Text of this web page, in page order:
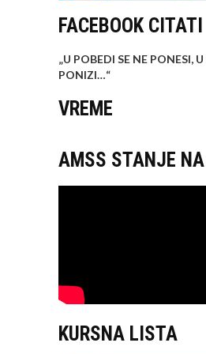
FACEBOOK CITATI
„U POBEDI SE NE PONESI,
PONIZI…“
VREME
AMSS STANJE
KURSNA LISTA